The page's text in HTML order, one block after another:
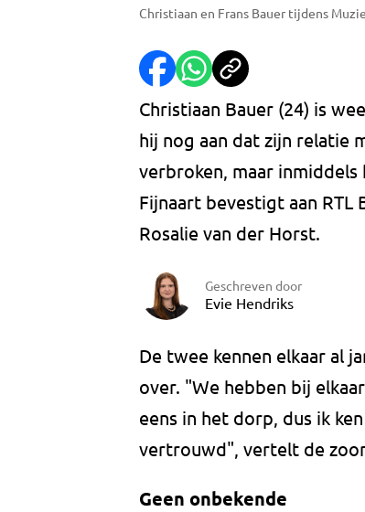
Christiaan en Frans Bauer tijdens
Christiaan Bauer (24) is
hij nog aan dat zijn relatie
verbroken, maar
Fijnaart bevestigt aan
Rosalie van der Horst.
Geschreven door
Evie Hendriks
De twee kennen elkaar al
over. "We hebben bij
eens in het dorp, dus ik
vertrouwd", vertelt de
Geen onbekende